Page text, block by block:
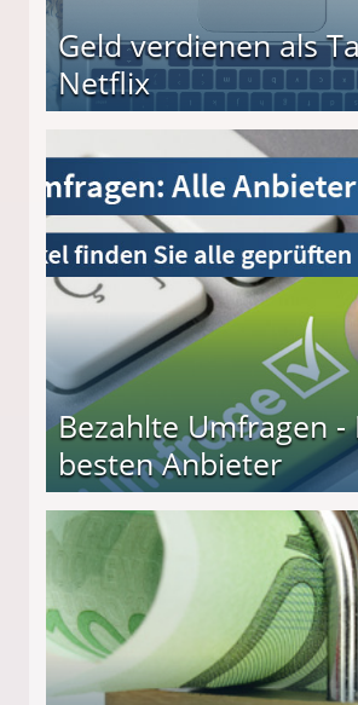
Geld verdienen als
Netflix
Bezahlte Umfragen -
besten Anbieter